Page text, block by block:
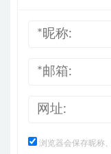
浏览器会保存昵称